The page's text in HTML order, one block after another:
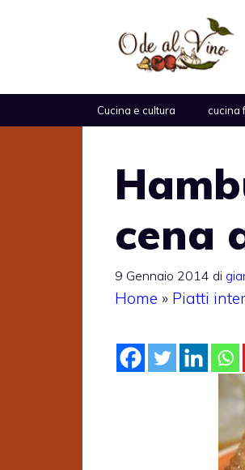
Cucina e cultura cucina
cena
9 Gennaio 2014 di
Home » Piatti